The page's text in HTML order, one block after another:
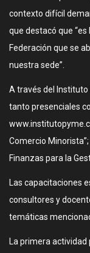
contexto difícil
que destacó que
Federación que se
nuestra sede”.
A través del Instituto
tanto presenciales
Comercio
Finanzas para la
Las capacitaciones
consultores y
temáticas
La primera actividad